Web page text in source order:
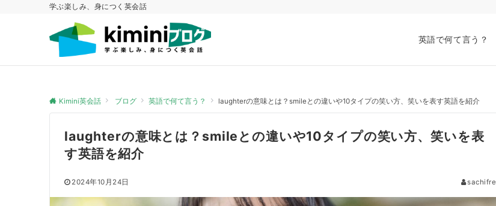
学ぶ楽しみ、身につく英会話
英語で何て言う？
Kimini英会話 ブログ 英語で何て言う？ laughterの意味とは？smileとの違いや10タイプの笑い方、笑いを表す英語を紹介
laughterの意味とは？smileとの違いや10タイプの笑い方、笑いを表
す英語を紹介
2024年10月24日 sachifre